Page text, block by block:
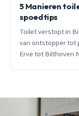
5 Manieren
spoedtips
Toilet verstopt in
van ontstopper tot
Erve tot Bilthoven